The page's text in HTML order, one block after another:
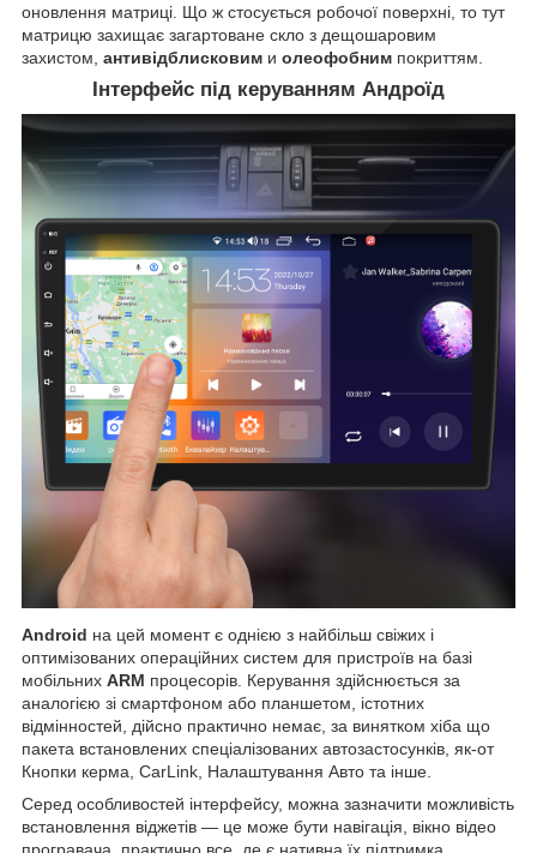
оновлення матриці. Що ж стосується робочої поверхні, то тут
матрицю захищає загартоване скло з дещошаровим
захистом, антивідблисковим и олеофобним покриттям.
Інтерфейс під керуванням Андроїд
Android на цей момент є однією з найбільш свіжих і
оптимізованих операційних систем для пристроїв на базі
мобільних ARM процесорів. Керування здійснюється за
аналогією зі смартфоном або планшетом, істотних
відмінностей, дійсно практично немає, за винятком хіба що
пакета встановлених спеціалізованих автозастосунків, як-от
Кнопки керма, CarLink, Налаштування Авто та інше.
Серед особливостей інтерфейсу, можна зазначити можливість
встановлення віджетів — це може бути навігація, вікно відео